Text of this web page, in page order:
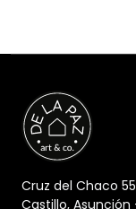
Cruz del Chaco
Castillo,